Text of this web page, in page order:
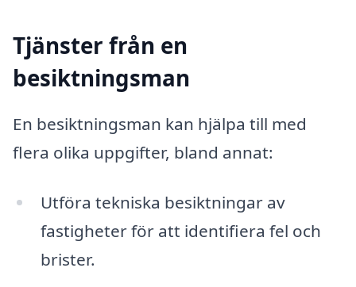
Tjänster från en
besiktningsman
En besiktningsman kan hjälpa till med
flera olika uppgifter, bland annat:
Utföra tekniska besiktningar av
fastigheter för att identifiera fel och
brister.